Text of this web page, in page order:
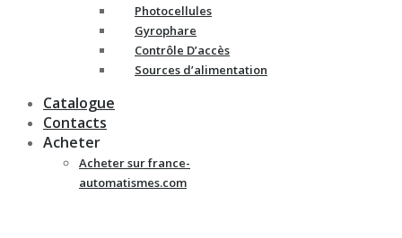
Photocellules
Gyrophare
Contrôle D’accès
Sources d’alimentation
Catalogue
Contacts
Acheter
Acheter sur france-
automatismes.com